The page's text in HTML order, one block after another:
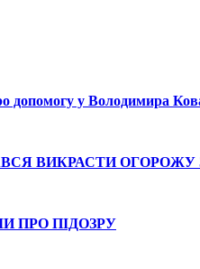
допомогу у Володимира
ВИКРАСТИ ОГОРОЖУ
ПРО ПІДОЗРУ